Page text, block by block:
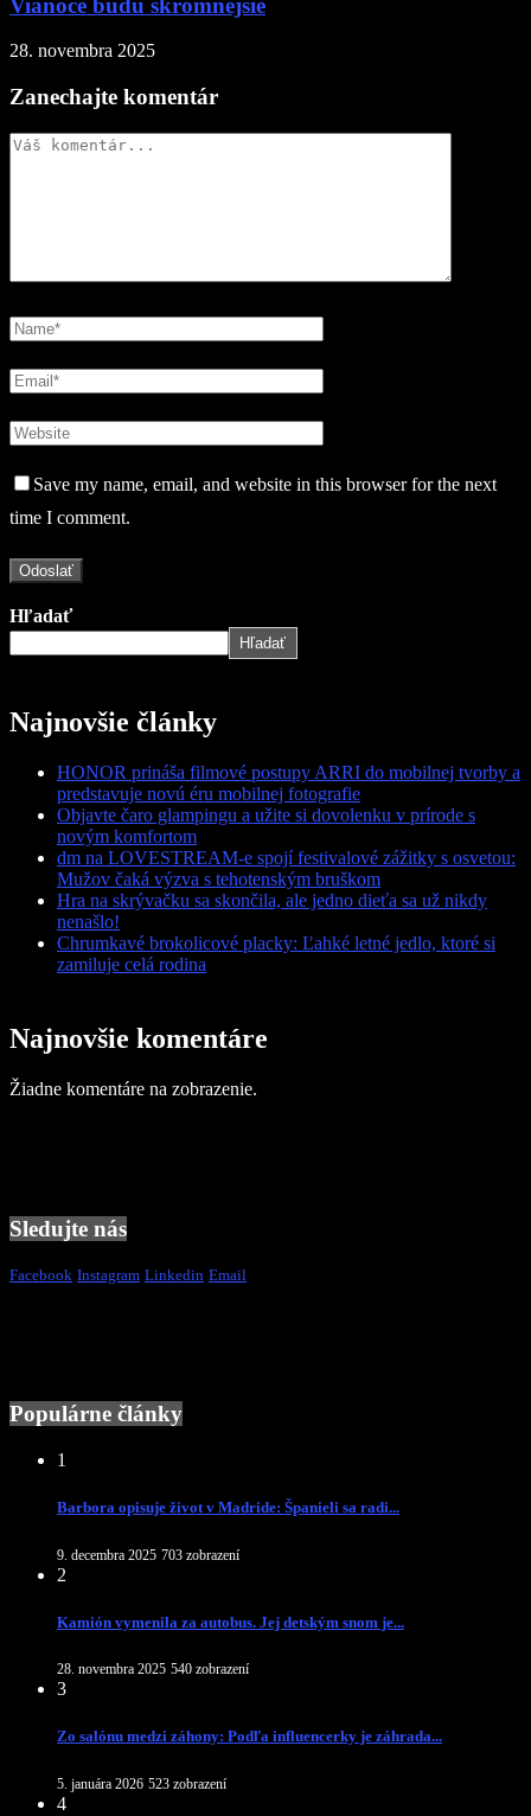
Vianoce budú skromnejšie
28. novembra 2025
Zanechajte komentár
Save my name, email, and website in this browser for the next
time I comment.
Hľadať
Hľadať
Najnovšie články
HONOR prináša filmové postupy ARRI do mobilnej tvorby a
predstavuje novú éru mobilnej fotografie
Objavte čaro glampingu a užite si dovolenku v prírode s
novým komfortom
dm na LOVESTREAM-e spojí festivalové zážitky s osvetou:
Mužov čaká výzva s tehotenským bruškom
Hra na skrývačku sa skončila, ale jedno dieťa sa už nikdy
nenašlo!
Chrumkavé brokolicové placky: Ľahké letné jedlo, ktoré si
zamiluje celá rodina
Najnovšie komentáre
Žiadne komentáre na zobrazenie.
Sledujte nás
Facebook Instagram Linkedin Email
Populárne články
1
Barbora opisuje život v Madride: Španieli sa radi...
9. decembra 2025 703 zobrazení
2
Kamión vymenila za autobus. Jej detským snom je...
28. novembra 2025 540 zobrazení
3
Zo salónu medzi záhony: Podľa influencerky je záhrada...
5. januára 2026 523 zobrazení
4